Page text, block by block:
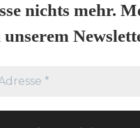
nichts mehr.
unserem